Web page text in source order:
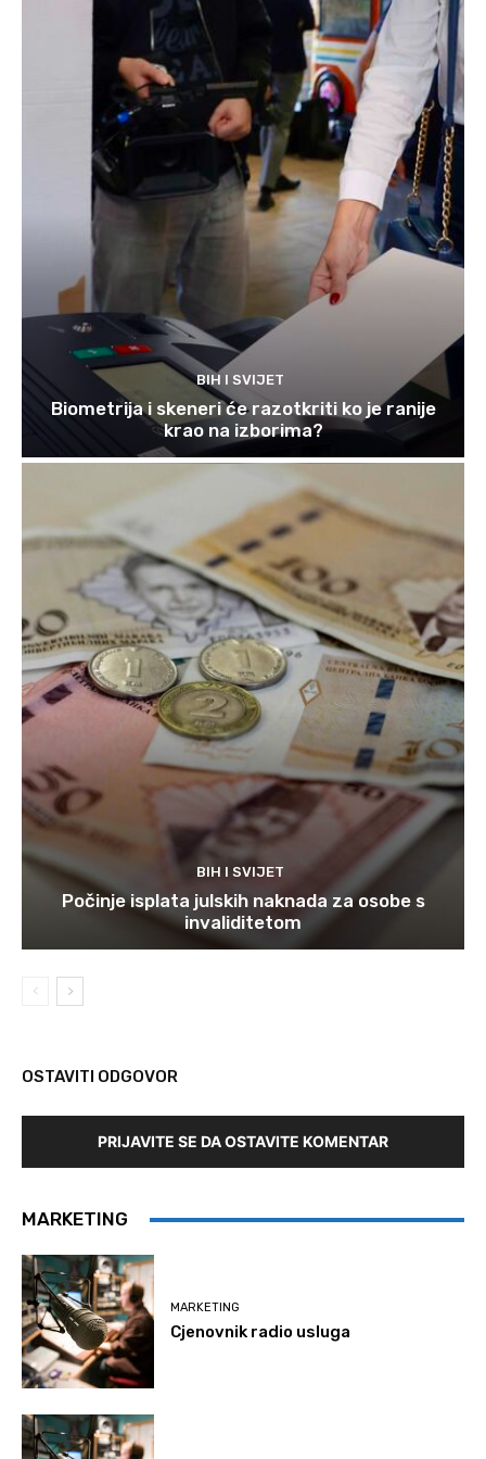
BIH I SVIJET
Biometrija i skeneri će razotkriti ko je ranije
krao na izborima?
BIH I SVIJET
Počinje isplata julskih naknada za osobe s
invaliditetom
OSTAVITI ODGOVOR
PRIJAVITE SE DA OSTAVITE KOMENTAR
MARKETING
MARKETING
Cjenovnik radio usluga